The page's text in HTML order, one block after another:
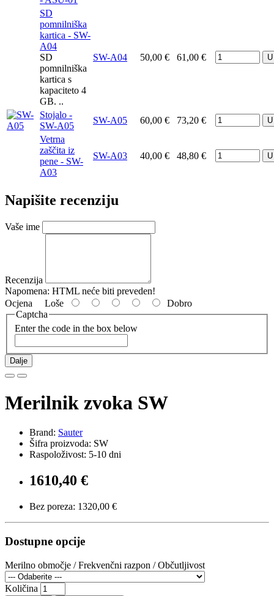
SD
pomnilniška
kartica - SW-
A04
SD
pomnilniška
kartica s
kapaciteto 4
GB. ..
SW-A04 50,00 € 61,00 €
Stojalo -
SW-A05
SW-A05 60,00 € 73,20 €
Vetrna
zaščita iz
pene - SW-
A03
SW-A03 40,00 € 48,80 €
Napišite recenziju
Vaše ime
Recenzija
Napomena: HTML neće biti preveden!
Ocjena Loše
Dobro
Captcha
Enter the code in the box below
Dalje
Merilnik zvoka SW
Brand: Sauter
Šifra proizvoda: SW
Raspoloživost: 5-10 dni
1610,40 €
Bez poreza: 1320,00 €
Dostupne opcije
Merilno območje / Frekvenčni razpon / Občutljivost
Količina